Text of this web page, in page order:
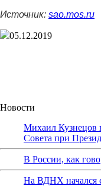
Источник: sao.mos.ru
05.12.2019
Новости
Михаил Кузнецов
Совета при
В России, как
На ВДНХ начался